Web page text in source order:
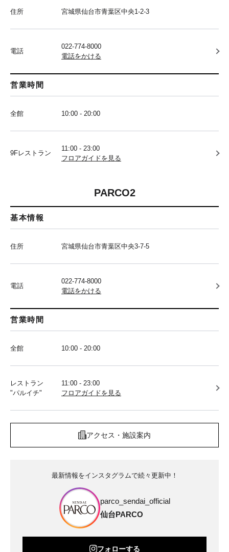
住所 宮城県仙台市青葉区中央1-2-3
電話
022-774-8000
電話をかける
営業時間
全館 10:00 - 20:00
9Fレストラン
11:00 - 23:00
フロアガイドを見る
PARCO2
基本情報
住所 宮城県仙台市青葉区中央3-7-5
電話
022-774-8000
電話をかける
営業時間
全館 10:00 - 20:00
レストラン
"パルイチ"
11:00 - 23:00
フロアガイドを見る
アクセス・施設案内
最新情報をインスタグラムで続々更新中！
parco_sendai_official
仙台PARCO
フォローする